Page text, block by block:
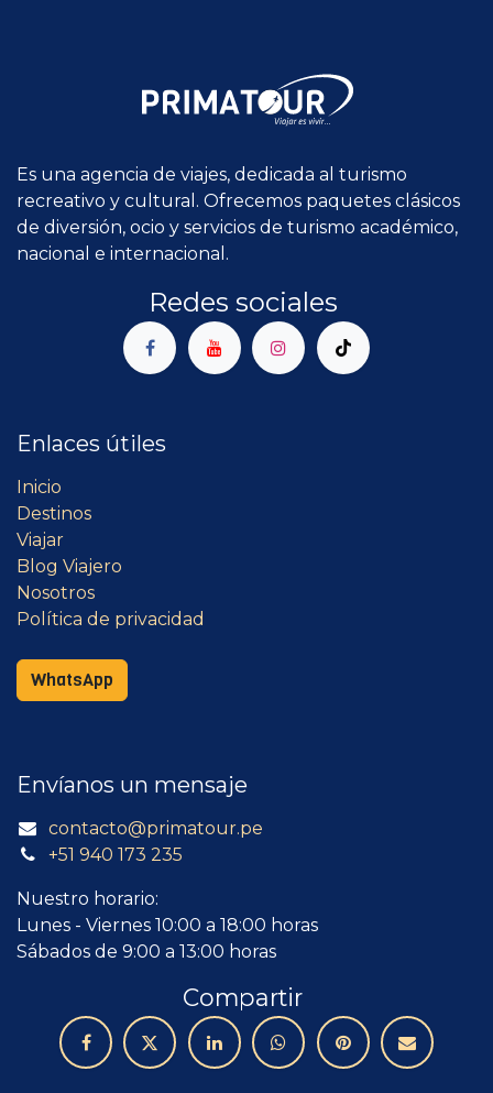
Es una agencia de viajes, dedicada al turismo
recreativo y cultural. Ofrecemos paquetes clásicos
de diversión, ocio y servicios de turismo académico,
nacional e internacional.
Redes sociales
Enlaces útiles
Inicio
Destinos
Viajar
Blog Viajero
Nosotros
Política de privacidad
WhatsApp
Envíanos un mensaje
contacto@primatour.pe
+51 940 173 235
Nuestro horario:
Lunes - Viernes 10:00 a 18:00 horas
Sábados de 9:00 a 13:00 horas
Compartir